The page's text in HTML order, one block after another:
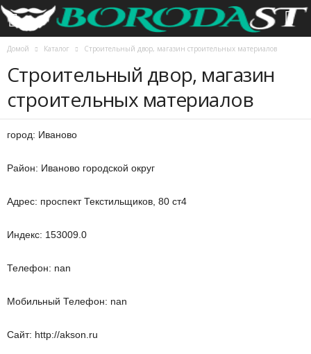
Домой Каталог Строительный двор, магазин строительных материалов
Строительный двор, магазин
строительных материалов
город: Иваново
Район: Иваново городской округ
Адрес: проспект Текстильщиков, 80 ст4
Индекс: 153009.0
Телефон: nan
Мобильный Телефон: nan
Сайт: http://akson.ru